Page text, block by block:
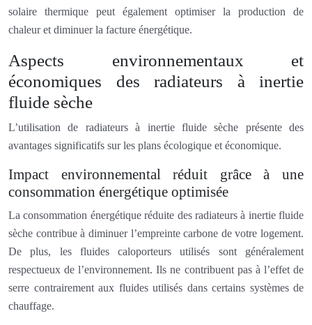
solaire thermique peut également optimiser la production de
chaleur et diminuer la facture énergétique.
Aspects environnementaux et
économiques des radiateurs à inertie
fluide sèche
L’utilisation de radiateurs à inertie fluide sèche présente des
avantages significatifs sur les plans écologique et économique.
Impact environnemental réduit grâce à une
consommation énergétique optimisée
La consommation énergétique réduite des radiateurs à inertie fluide
sèche contribue à diminuer l’empreinte carbone de votre logement.
De plus, les fluides caloporteurs utilisés sont généralement
respectueux de l’environnement. Ils ne contribuent pas à l’effet de
serre contrairement aux fluides utilisés dans certains systèmes de
chauffage.